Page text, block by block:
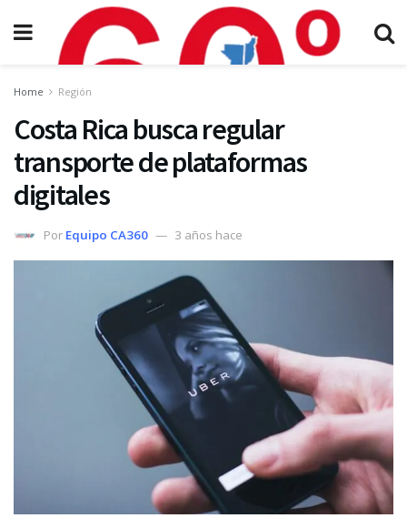
Home Región
Costa Rica busca regular
transporte de plataformas
digitales
Por Equipo CA360 3 años hace